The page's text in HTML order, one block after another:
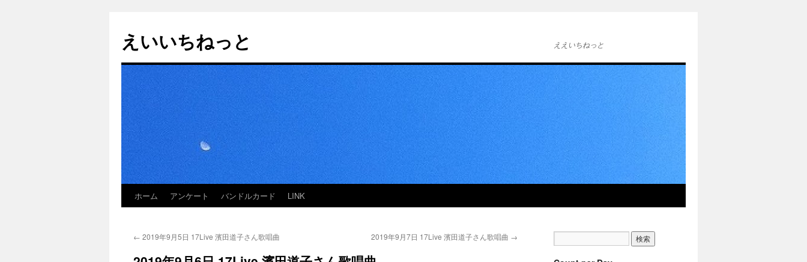
えいいちねっと ええいちねっと
ホーム アンケート バンドルカード LINK
← 2019年9月5日 17Live 濱田道子さん歌唱曲 2019年9月7日 17Live 濱田道子さん歌唱曲 →